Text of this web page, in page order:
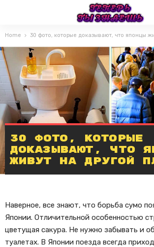
Home 30 фото, которые доказывают, что японцы
30 фото, которые
доказывают, что
живут на другой
Наверное, все знают, что борьба сумо
Японии. Отличительной особенностью
цветущая сакура. Не нужно забывать и
туалетах. В Японии поезда всегда